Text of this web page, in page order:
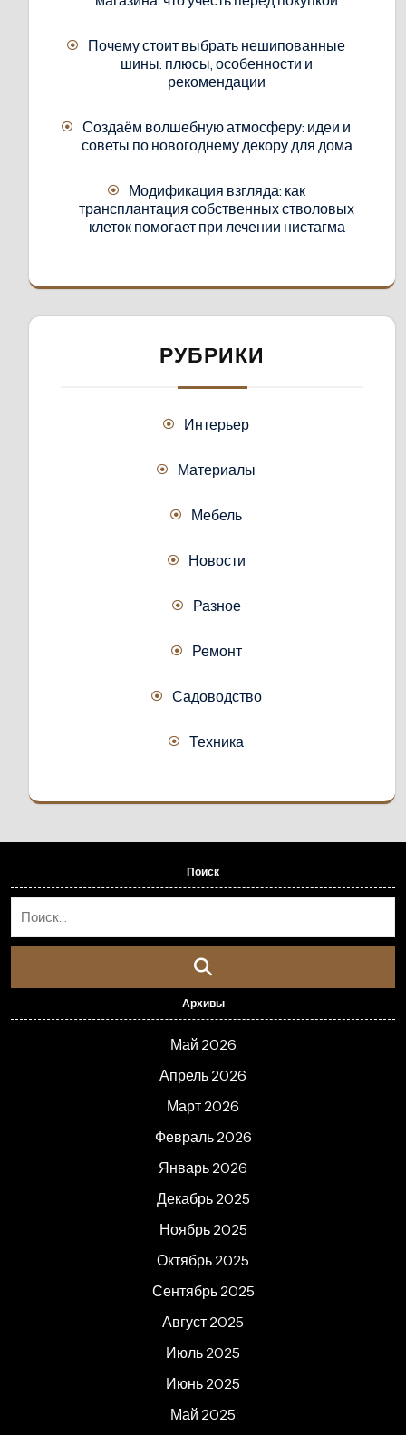
Почему стоит выбрать нешипованные
шины: плюсы, особенности и
рекомендации
Создаём волшебную атмосферу: идеи и
советы по новогоднему декору для дома
Модификация взгляда: как
трансплантация собственных стволовых
клеток помогает при лечении нистагма
РУБРИКИ
Интерьер
Материалы
Мебель
Новости
Разное
Ремонт
Садоводство
Техника
Поиск
Архивы
Май 2026
Апрель 2026
Март 2026
Февраль 2026
Январь 2026
Декабрь 2025
Ноябрь 2025
Октябрь 2025
Сентябрь 2025
Август 2025
Июль 2025
Июнь 2025
Май 2025